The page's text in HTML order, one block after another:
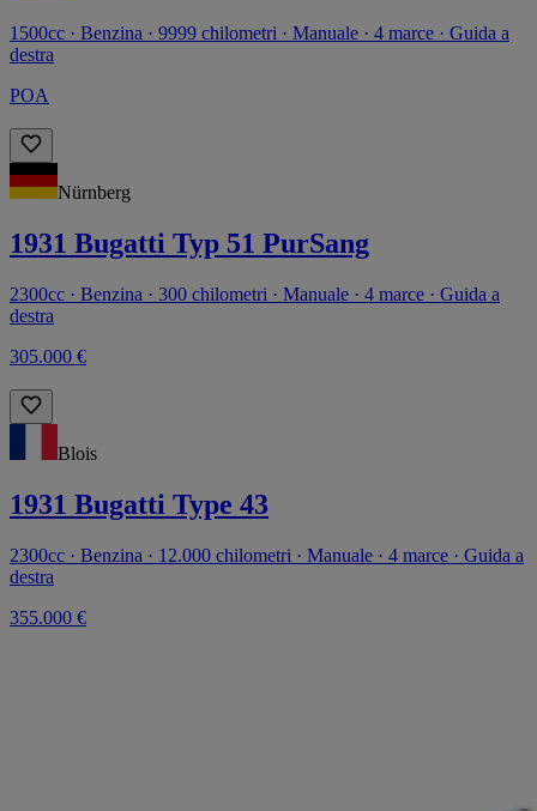
1500cc · Benzina · 9999 chilometri · Manuale · 4 marce · Guida a
destra
POA
Nürnberg
1931 Bugatti Typ 51 PurSang
2300cc · Benzina · 300 chilometri · Manuale · 4 marce · Guida a
destra
305.000 €
Blois
1931 Bugatti Type 43
2300cc · Benzina · 12.000 chilometri · Manuale · 4 marce · Guida a
destra
355.000 €